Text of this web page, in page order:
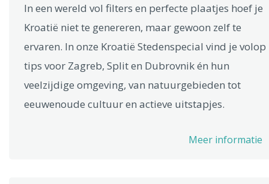
In een wereld vol filters en perfecte plaatjes hoef je
Kroatië niet te genereren, maar gewoon zelf te
ervaren. In onze Kroatië Stedenspecial vind je volop
tips voor Zagreb, Split en Dubrovnik én hun
veelzijdige omgeving, van natuurgebieden tot
eeuwenoude cultuur en actieve uitstapjes.
Meer informatie